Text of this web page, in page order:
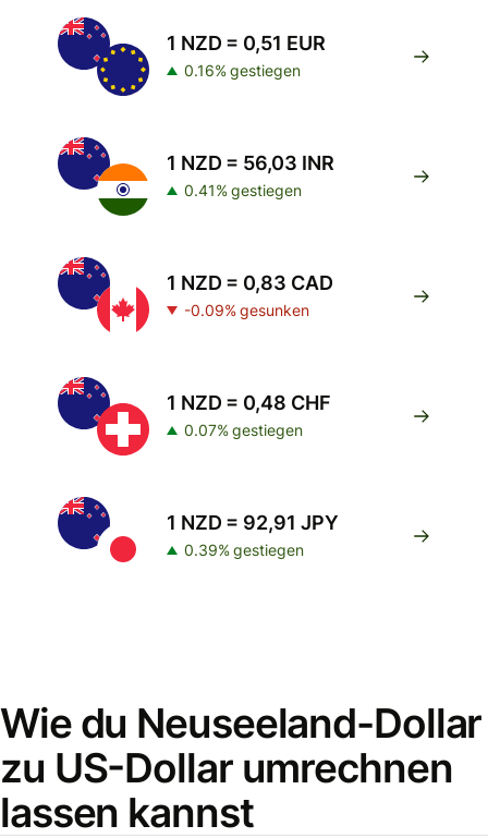
1 NZD = 0,51 EUR
0.16% gestiegen
1 NZD = 56,03 INR
0.41% gestiegen
1 NZD = 0,83 CAD
-0.09% gesunken
1 NZD = 0,48 CHF
0.07% gestiegen
1 NZD = 92,91 JPY
0.39% gestiegen
Wie du Neuseeland-Dollar
zu US-Dollar umrechnen
lassen kannst